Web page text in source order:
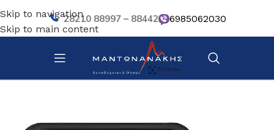
Skip to navigation
Skip to main content
28210 88997 – 88442 6985062030
Αρχική σελίδα/ Επιτραπέζια Είδη/ Βοηθητικά σκευή